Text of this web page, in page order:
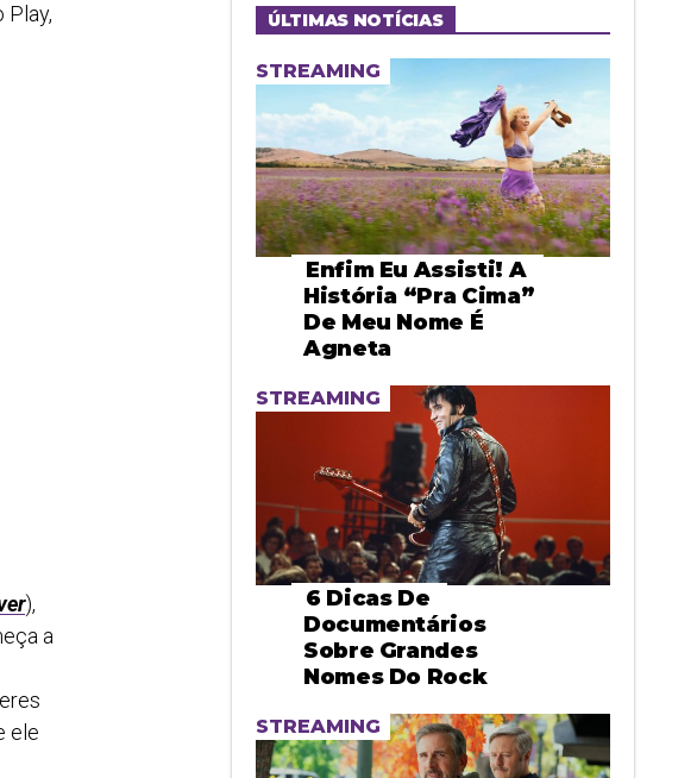
Play,
),
a
ele
ÚLTIMAS NOTÍCIAS
STREAMING
Enfim Eu Assisti! A
História “pra Cima”
De Meu Nome É
Agneta
STREAMING
6 Dicas De
Documentários
Sobre Grandes
Nomes Do Rock
STREAMING